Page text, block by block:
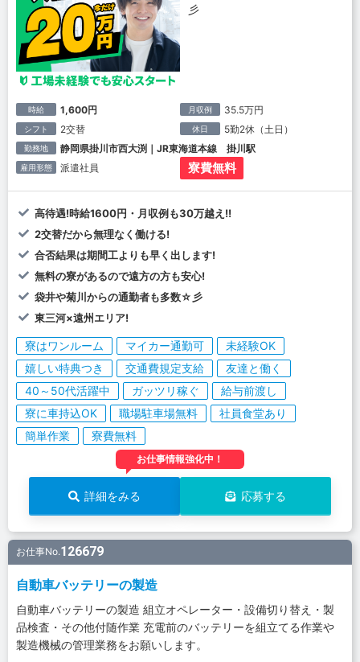
彡
時給 1,600円 月収例 35.5万円
シフト 2交替 休日 5勤2休（土日）
勤務地 静岡県掛川市西大渕｜JR東海道本線 掛川駅
雇用形態 派遣社員 寮費無料
高待遇!時給1600円・月収例も30万越え!!
2交替だから無理なく働ける!
合否結果は期間工よりも早く出します!
無料の寮があるので遠方の方も安心!
袋井や菊川からの通勤者も多数☆彡
東三河×遠州エリア!
寮はワンルーム マイカー通勤可
未経験OK
嬉しい特典つき
交通費規定支給
友達と働く
40～50代活躍中
ガッツリ稼ぐ
給与前渡し
寮に車持込OK
職場駐車場無料
社員食堂あり
簡単作業
寮費無料
お仕事情報強化中！
詳細をみる 応募する
お仕事No.126679
自動車バッテリーの製造
自動車バッテリーの製造 組立オペレーター・設備切り替え・製
品検査・その他付随作業 充電前のバッテリーを組立てる作業や
製造機械の管理業務をお願いします。